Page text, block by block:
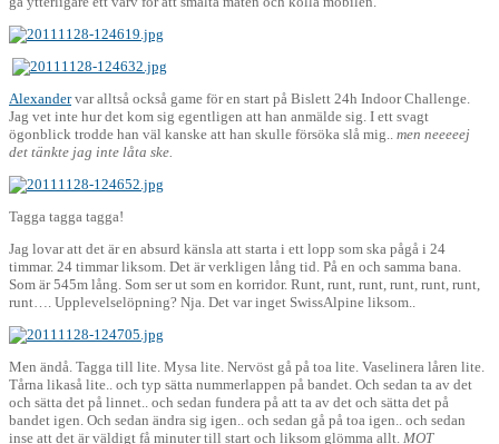
Alexandervar alltså också game för en start på Bislett 24h Indoor Challenge.
Jag vet inte hur det kom sig egentligen att han anmälde sig. I ett svagt
ögonblick trodde han väl kanske att han skulle försöka slå mig.. men neeeeej
det tänkte jag inte låta ske.
Tagga tagga tagga!
Jag lovar att det är en absurd känsla att starta i ett lopp som ska pågå i 24
timmar. 24 timmar liksom. Det är verkligen lång tid. På en och samma bana.
Som är 545m lång. Som ser ut som en korridor. Runt, runt, runt, runt, runt, runt,
runt…. Upplevelselöpning? Nja. Det var inget SwissAlpine liksom..
Men ändå. Tagga till lite. Mysa lite. Nervöst gå på toa lite. Vaselinera låren lite.
Tårna likaså lite.. och typ sätta nummerlappen på bandet. Och sedan ta av det
och sätta det på linnet.. och sedan fundera på att ta av det och sätta det på
bandet igen. Och sedan ändra sig igen.. och sedan gå på toa igen.. och sedan
inse att det är väldigt få minuter till start och liksom glömma allt. MOT